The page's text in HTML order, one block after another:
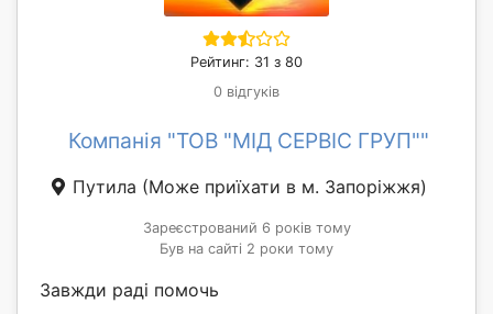
Рейтинг: 31 з 80
0 відгуків
Компанія "ТОВ "МІД СЕРВІС ГРУП""
Путила (Може приїхати в м. Запоріжжя)
Зареєстрований 6 років тому
Був на сайті 2 роки тому
Завжди раді помочь